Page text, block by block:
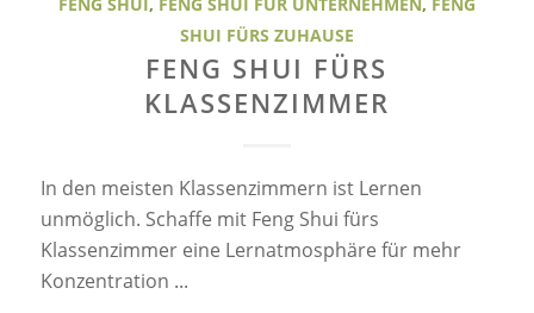
SHUI FÜRS ZUHAUSE
FENG SHUI FÜRS
KLASSENZIMMER
In den meisten Klassenzimmern ist Lernen
unmöglich. Schaffe mit Feng Shui fürs
Klassenzimmer eine Lernatmosphäre für mehr
Konzentration ...